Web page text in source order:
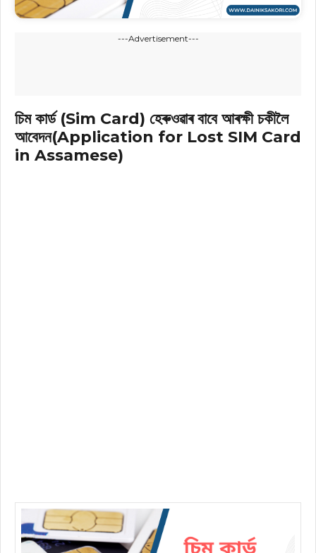
---Advertisement---
চিম কাৰ্ড (Sim Card) হেৰুওৱাৰ বাবে আৰক্ষী চকীলৈ
আবেদন(Application for Lost SIM Card
in Assamese)